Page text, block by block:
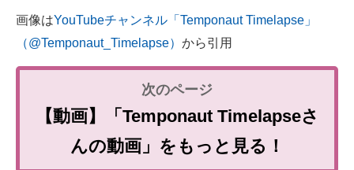
画像はYouTubeチャンネル「Temponaut Timelapse」
（@Temponaut_Timelapse） から引用
【動画】「Temponaut Timelapseさ
んの動画」をもっと見る！